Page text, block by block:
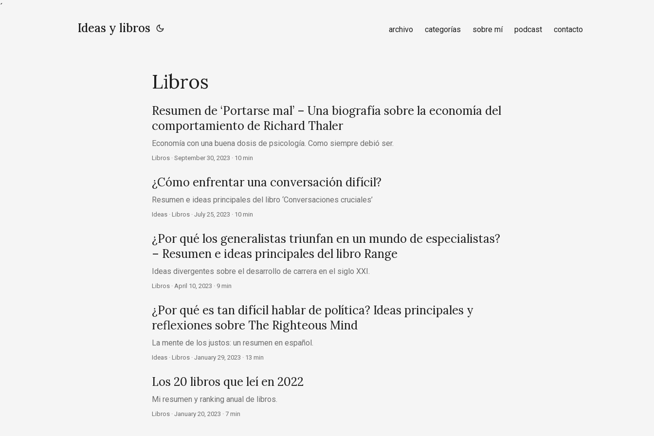
´
Ideas y libros archivo categorías sobre mí podcast contacto
Libros
Resumen de ‘Portarse mal’ – Una biografía sobre la economía del
comportamiento de Richard Thaler
Economía con una buena dosis de psicología. Como siempre debió ser.
Libros · September 30, 2023 · 10 min
¿Cómo enfrentar una conversación difícil?
Resumen e ideas principales del libro ‘Conversaciones cruciales’
Ideas · Libros · July 25, 2023 · 10 min
¿Por qué los generalistas triunfan en un mundo de especialistas?
– Resumen e ideas principales del libro Range
Ideas divergentes sobre el desarrollo de carrera en el siglo XXI.
Libros · April 10, 2023 · 9 min
¿Por qué es tan difícil hablar de política? Ideas principales y
reflexiones sobre The Righteous Mind
La mente de los justos: un resumen en español.
Ideas · Libros · January 29, 2023 · 13 min
Los 20 libros que leí en 2022
Mi resumen y ranking anual de libros.
Libros · January 20, 2023 · 7 min